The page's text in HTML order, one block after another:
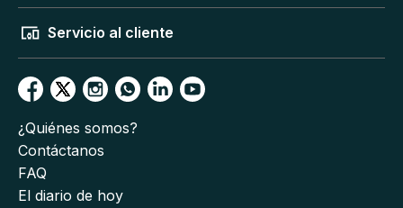
Servicio al cliente
¿Quiénes somos?
Contáctanos
FAQ
El diario de hoy